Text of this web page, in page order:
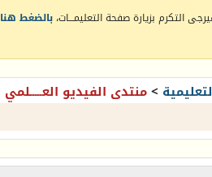
التكرم بزيارة صفحة التعليمـــات، بالضغط هنا
>منتدى الفيديو العـــــلمي